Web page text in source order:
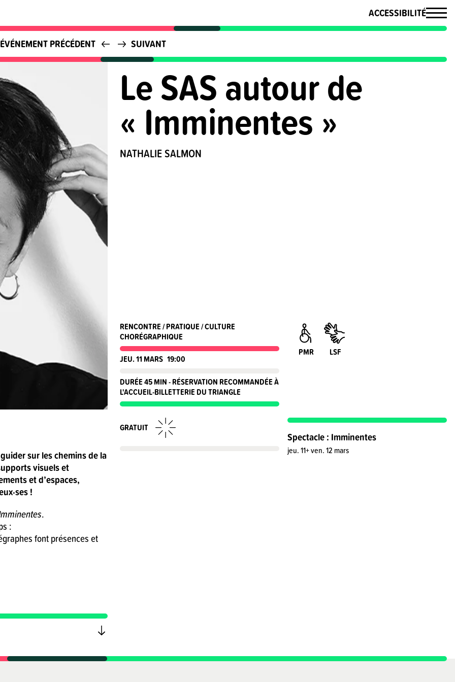
ACCESSIBILITÉ
ÉVÉNEMENT PRÉCÉDENT SUIVANT
Le SAS autour de
« Imminentes »
NATHALIE SALMON
RENCONTRE / PRATIQUE / CULTURE
CHORÉGRAPHIQUE
JEU. 11 MARS 19:00
DURÉE 45 MIN - RÉSERVATION RECOMMANDÉE À
L'ACCUEIL-BILLETTERIE DU TRIANGLE
PMR LSF
sur les chemins de la
visuels et
et d’espaces,
!
.
:
font présences et
GRATUIT
Spectacle : Imminentes
jeu. 11+ ven. 12 mars